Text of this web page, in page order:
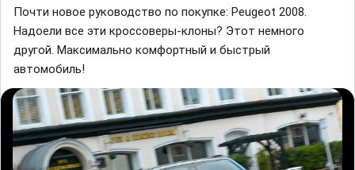
Почти новое руководство по покупке: Peugeot 2008.
Надоели все эти кроссоверы-клоны? Этот немного
другой. Максимально комфортный и быстрый
автомобиль!